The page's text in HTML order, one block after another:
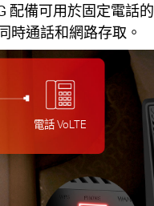
配備可用於固定電話
時通話和網路存取。
電話 VoLTE